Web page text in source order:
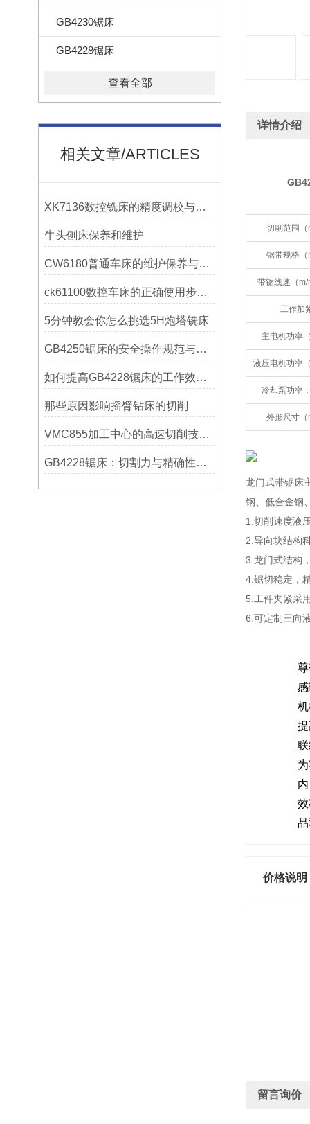
GB4230锯床
GB4228锯床
查看全部
相关文章/ARTICLES
XK7136数控铣床的精度调校与性能优化
牛头刨床保养和维护
CW6180普通车床的维护保养与延长使用寿命技巧说明
ck61100数控车床的正确使用步骤是什么？
5分钟教会你怎么挑选5H炮塔铣床
GB4250锯床的安全操作规范与注意事项
如何提高GB4228锯床的工作效率？
那些原因影响摇臂钻床的切削
VMC855加工中心的高速切削技术介绍
GB4228锯床：切割力与精确性的结合
详情介绍
切削范围（
锯带规格（
带锯线速（
工作加
主电机功率
液压电机功率
冷却泵功率
外形尺寸（
龙门式带锯床
钢、低合金钢
1.切削速度液
2.导向块结构
3.龙门式结构
4.锯切稳定，
5.工件夹紧采
6.可定制三向
价格说明
留言询价